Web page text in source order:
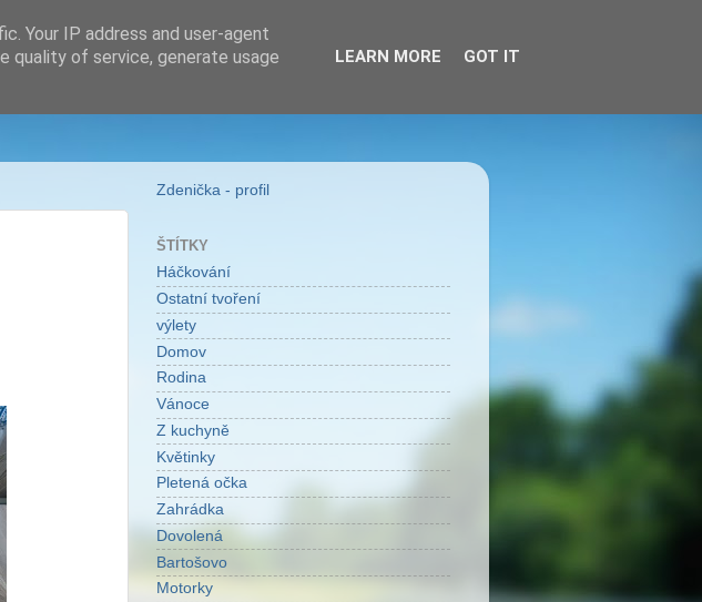
Zdenička - profil
ŠTÍTKY
Háčkování
Ostatní tvoření
výlety
Domov
Rodina
Vánoce
Z kuchyně
Květinky
Pletená očka
Zahrádka
Dovolená
Bartošovo
Motorky
Your IP address and user-agent
quality of service, generate usage
LEARN MORE GOT IT